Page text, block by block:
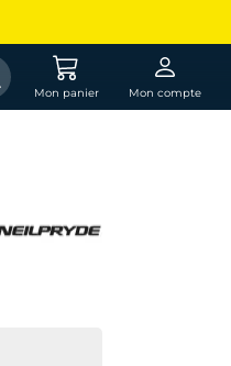
Mon panier Mon compte